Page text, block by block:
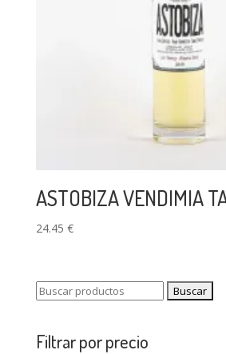
ASTOBIZA VENDIMIA
24.45 €
Buscar:
Filtrar por precio